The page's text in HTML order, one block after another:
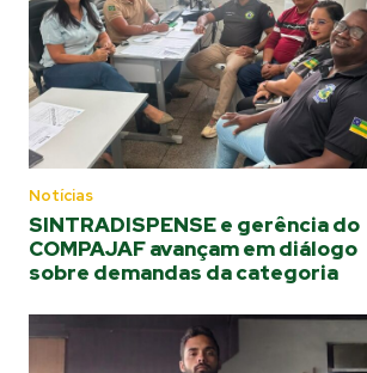
Notícias
SINTRADISPENSE e gerência do
COMPAJAF avançam em diálogo
sobre demandas da categoria